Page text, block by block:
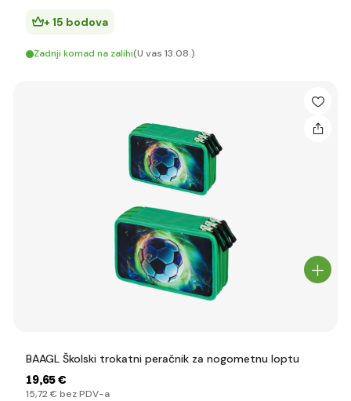
+ 15 bodova
Zadnji komad na zalihi(U vas 13.08.)
BAAGL Školski trokatni peračnik za nogometnu loptu
19,65 €
15,72 € bez PDV-a